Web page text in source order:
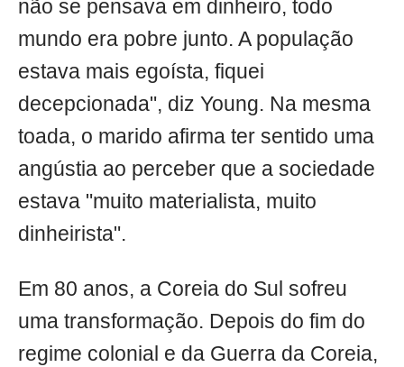
não se pensava em dinheiro, todo
mundo era pobre junto. A população
estava mais egoísta, fiquei
decepcionada", diz Young. Na mesma
toada, o marido afirma ter sentido uma
angústia ao perceber que a sociedade
estava "muito materialista, muito
dinheirista".
Em 80 anos, a Coreia do Sul sofreu
uma transformação. Depois do fim do
regime colonial e da Guerra da Coreia,